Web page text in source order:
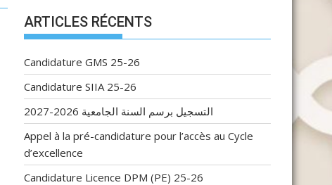
ARTICLES RÉCENTS
Candidature GMS 25-26
Candidature SIIA 25-26
التسجيل برسم السنة الجامعية 2026-2027
Appel à la pré-candidature pour l’accès au Cycle
d’excellence
Candidature Licence DPM (PE) 25-26